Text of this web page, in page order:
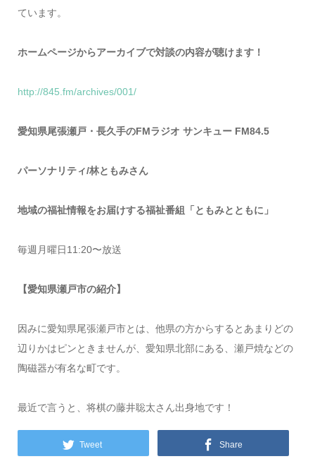
ています。
ホームページからアーカイブで対談の内容が聴けます！
http://845.fm/archives/001/
愛知県尾張瀬戸・長久手のFMラジオ サンキュー FM84.5
パーソナリティ/林ともみさん
地域の福祉情報をお届けする福祉番組「ともみとともに」
毎週月曜日11:20〜放送
【愛知県瀬戸市の紹介】
因みに愛知県尾張瀬戸市とは、他県の方からするとあまりどの
辺りかはピンときませんが、愛知県北部にある、瀬戸焼などの
陶磁器が有名な町です。
最近で言うと、将棋の藤井聡太さん出身地です！
Tweet Share